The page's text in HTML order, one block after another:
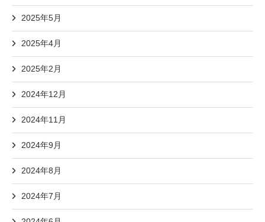
2025年5月
2025年4月
2025年2月
2024年12月
2024年11月
2024年9月
2024年8月
2024年7月